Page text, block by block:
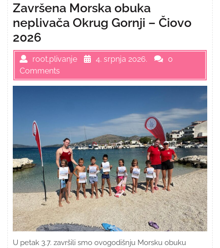
Završena Morska obuka
neplivača Okrug Gornji – Čiovo
2026
root.plivanje 4. srpnja 2026.
0
Comments
U petak 3.7. završili smo ovogodišnju Morsku obuku